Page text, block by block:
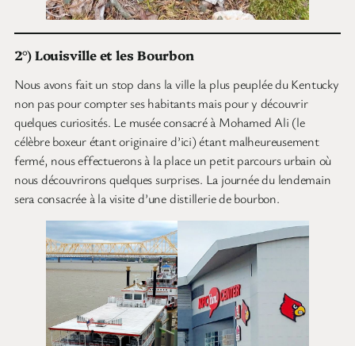
2°) Louisville et les Bourbon
Nous avons fait un stop dans la ville la plus peuplée du Kentucky
non pas pour compter ses habitants mais pour y découvrir
quelques curiosités. Le musée consacré à Mohamed Ali (le
célèbre boxeur étant originaire d’ici) étant malheureusement
fermé, nous effectuerons à la place un petit parcours urbain où
nous découvrirons quelques surprises. La journée du lendemain
sera consacrée à la visite d’une distillerie de bourbon.